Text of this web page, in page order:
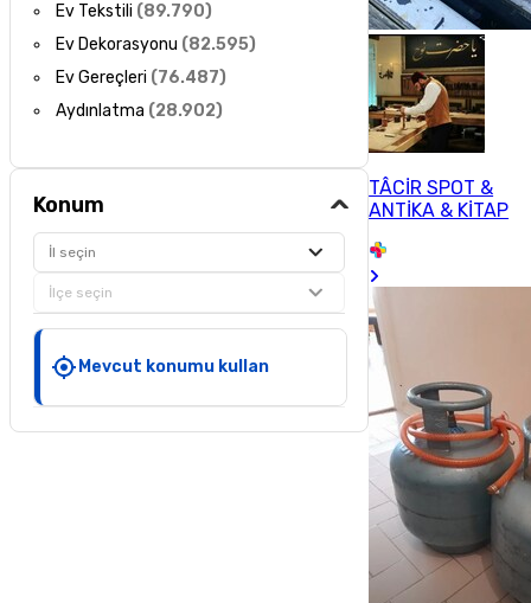
Ev Tekstili (89.790)
Ev Dekorasyonu (82.595)
Ev Gereçleri (76.487)
Aydınlatma (28.902)
Konum
İl seçin
İlçe seçin
Mevcut konumu kullan
TÂCİR SPOT &
ANTİKA & KİTAP